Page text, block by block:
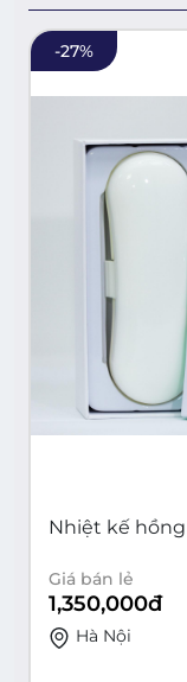
-27%
Nhiệt kế hồng
Giá bán lẻ
1,350,000đ
Hà Nội